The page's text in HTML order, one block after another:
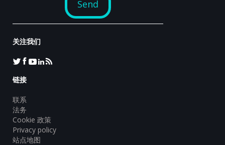
关注我们
链接
联系
法务
Cookie 政策
Privacy policy
站点地图